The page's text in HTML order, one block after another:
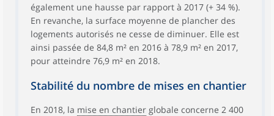
également une hausse par rapport à 2017 (+ 34 %).
En revanche, la surface moyenne de plancher des
logements autorisés ne cesse de diminuer. Elle est
ainsi passée de 84,8 m² en 2016 à 78,9 m² en 2017,
pour atteindre 76,9 m² en 2018.
Stabilité du nombre de mises en chantier
En 2018, la mise en chantier globale concerne 2 400